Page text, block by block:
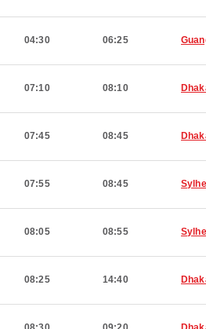
04:30 06:25
07:10 08:10
07:45 08:45
07:55 08:45
08:05 08:55
08:25 14:40